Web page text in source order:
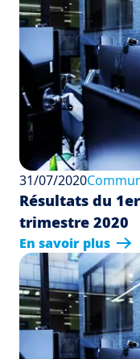
31/07/2020
Résultats du
trimestre 2020
En savoir plus